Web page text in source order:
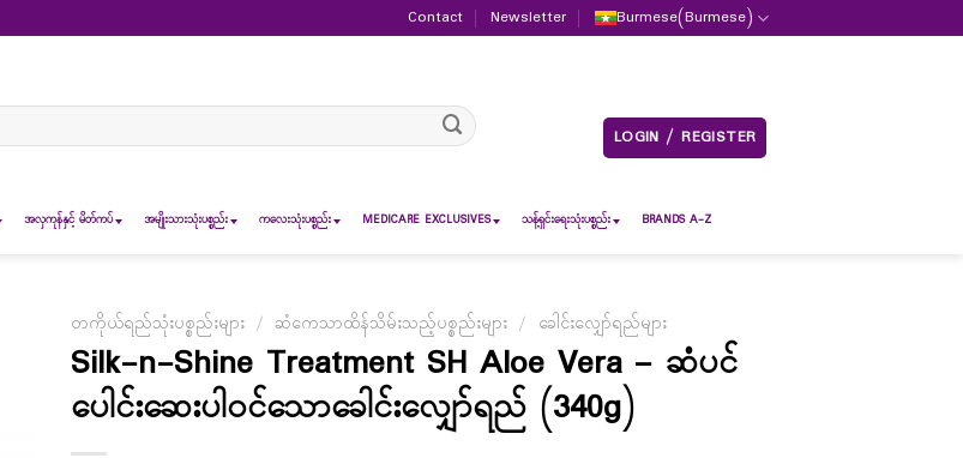
Contact Newsletter Burmese(Burmese)
LOGIN / REGISTER
အလှကုန်နှင့် မိတ်ကပ် အမျိုးသားသုံးပစ္စည်း ကလေးသုံးပစ္စည်း MEDICARE EXCLUSIVES သန့်ရှင်းရေးသုံးပစ္စည်း BRANDS A-Z
တကိုယ်ရည်သုံးပစ္စည်းများ / ဆံကေသာထိန်သိမ်းသည့်ပစ္စည်းများ / ခေါင်းလျှော်ရည်များ
Silk-n-Shine Treatment SH Aloe Vera – ဆံပင်
ပေါင်းဆေးပါဝင်သောခေါင်းလျှော်ရည် (340g)